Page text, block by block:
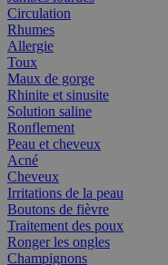
Circulation
Rhumes
Allergie
Toux
Maux de gorge
Rhinite et sinusite
Solution saline
Ronflement
Peau et cheveux
Acné
Cheveux
Irritations de la peau
Boutons de fièvre
Traitement des poux
Ronger les ongles
Champignons